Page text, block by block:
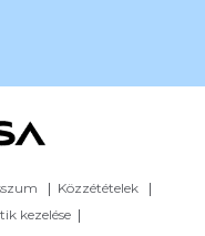
Közzétételek
kezelése